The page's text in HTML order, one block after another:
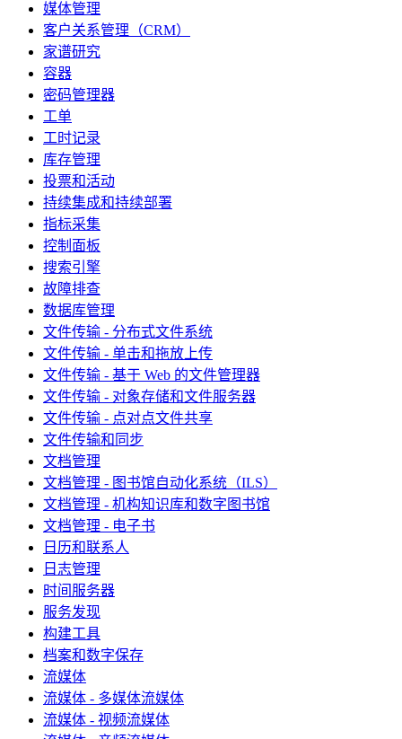
媒体管理
客户关系管理（CRM）
家谱研究
容器
密码管理器
工单
工时记录
库存管理
投票和活动
持续集成和持续部署
指标采集
控制面板
搜索引擎
故障排查
数据库管理
文件传输 - 分布式文件系统
文件传输 - 单击和拖放上传
文件传输 - 基于 Web 的文件管理器
文件传输 - 对象存储和文件服务器
文件传输 - 点对点文件共享
文件传输和同步
文档管理
文档管理 - 图书馆自动化系统（ILS）
文档管理 - 机构知识库和数字图书馆
文档管理 - 电子书
日历和联系人
日志管理
时间服务器
服务发现
构建工具
档案和数字保存
流媒体
流媒体 - 多媒体流媒体
流媒体 - 视频流媒体